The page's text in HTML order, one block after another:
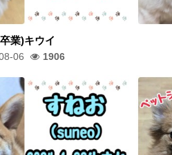
業)キウイ
06 1906